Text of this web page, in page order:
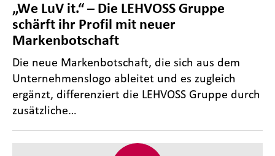
„We LuV it.“ – Die LEHVOSS Gruppe
schärft ihr Profil mit neuer
Markenbotschaft
Die neue Markenbotschaft, die sich aus dem
Unternehmenslogo ableitet und es zugleich
ergänzt, differenziert die LEHVOSS Gruppe durch
zusätzliche…